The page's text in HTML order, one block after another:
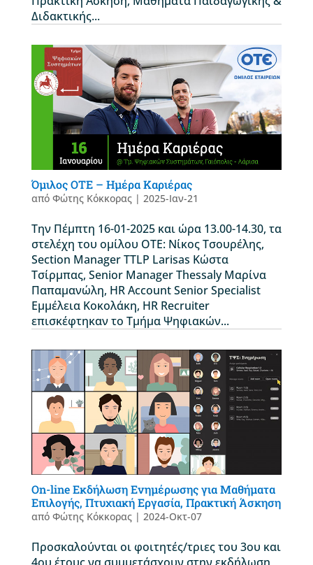
Διδακτικής...
Όμιλος OTE – Ημέρα Καριέρας
από Φώτης Κόκκορας| 2025-Ιαν-21
Την Πέμπτη 16-01-2025 και ώρα 13.00-14.30, τα
στελέχη του ομίλου ΟΤΕ: Νίκος Τσουρέλης,
Section Manager TTLP Larisas Κώστα
Τσίρμπας, Senior Manager Thessaly Μαρίνα
Παπαμανώλη, HR Account Senior Specialist
Εμμέλεια Κοκολάκη, HR Recruiter
επισκέφτηκαν το Τμήμα Ψηφιακών...
On-line Εκδήλωση Ενημέρωσης για Μαθήματα
Επιλογής, Πτυχιακή Εργασία, Πρακτική Άσκηση
από Φώτης Κόκκορας| 2024-Οκτ-07
Προσκαλούνται οι φοιτητές/τριες του 3ου και